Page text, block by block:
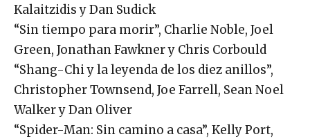
Kalaitzidis y Dan Sudick
“Sin tiempo para morir”, Charlie Noble, Joel
Green, Jonathan Fawkner y Chris Corbould
“Shang-Chi y la leyenda de los diez anillos”,
Christopher Townsend, Joe Farrell, Sean Noel
Walker y Dan Oliver
“Spider-Man: Sin camino a casa”, Kelly Port,